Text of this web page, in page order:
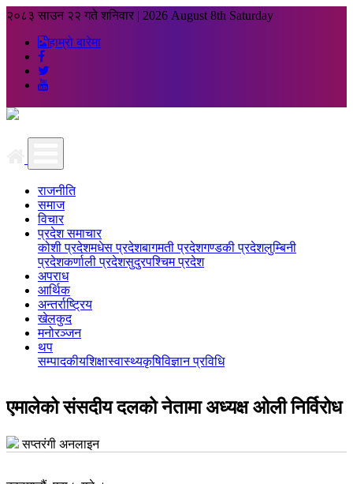
२०८३ साउन २२ गते शनिवार | 2026 August 8th Saturday
हाम्रो बारेमा
राजनीति
समाज
विचार
प्रदेश समाचार
कोशी प्रदेशमधेस प्रदेशबागमती प्रदेशगण्डकी प्रदेशलुम्बिनी
प्रदेशकर्णाली प्रदेशसुदुरपश्चिम प्रदेश
अपराध
आर्थिक
अन्तर्राष्ट्रिय
खेलकुद
मनोरञ्जन
थप
सम्पादकीयशिक्षास्वास्थ्यकृषिविज्ञान प्रविधि
एमालेको संसदीय दलको नेतामा अध्यक्ष ओली निर्विरोध
सप्तरंगी अनलाइन